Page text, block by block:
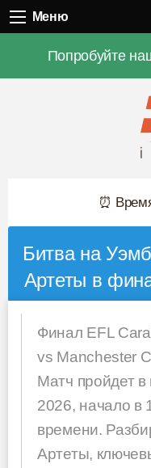
Меню
Попробуйте
⏰
Битва на
Артеты в
Финал EFL
vs Manchester
Матч пройдет в
2026, начало в
времени.
Артеты,